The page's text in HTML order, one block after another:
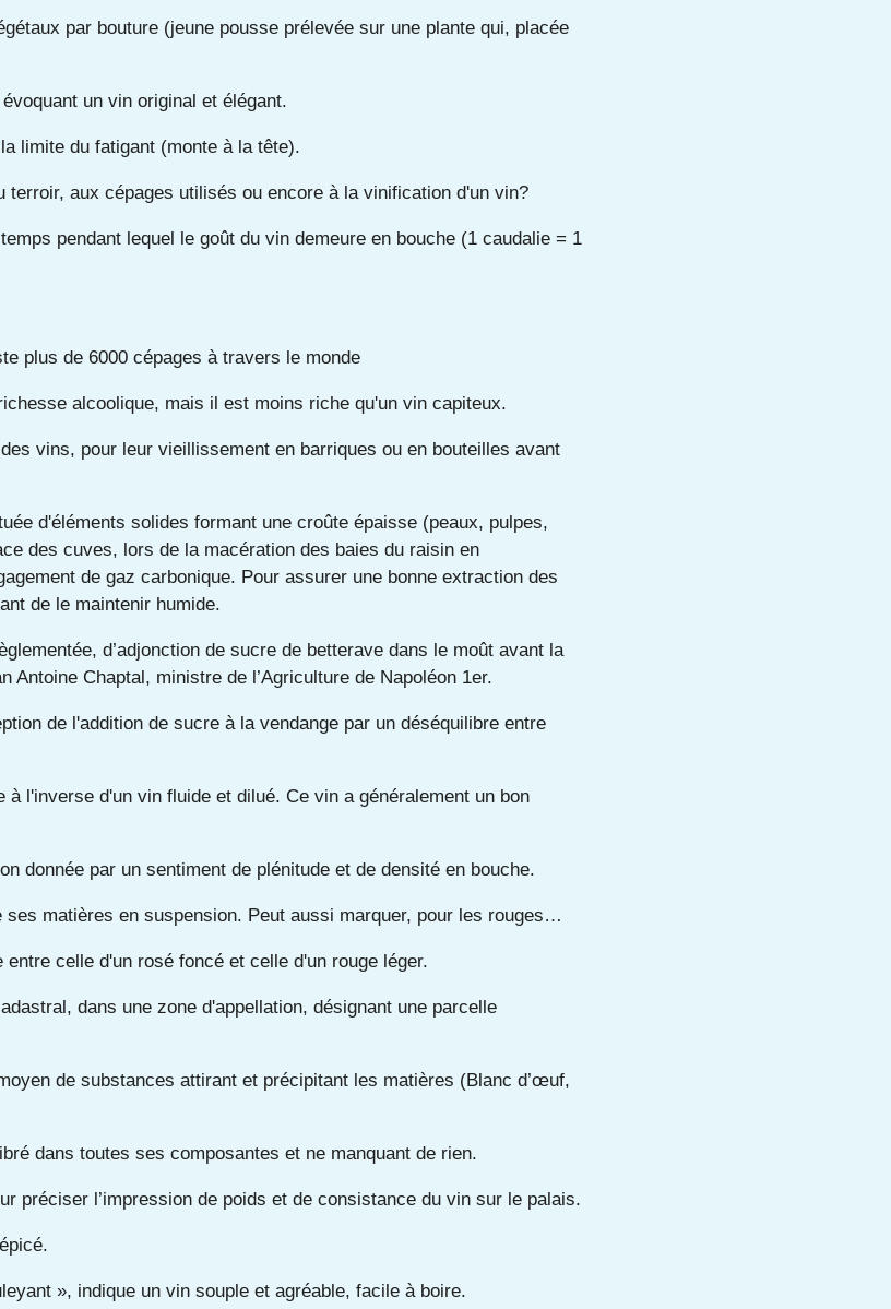
par bouture (jeune pousse prélevée sur une plante qui, placée
un vin original et élégant.
limite du fatigant (monte à la tête).
terroir, aux cépages utilisés ou encore à la vinification d'un vin?
pendant lequel le goût du vin demeure en bouche (1 caudalie = 1
plus de 6000 cépages à travers le monde
alcoolique, mais il est moins riche qu'un vin capiteux.
vins, pour leur vieillissement en barriques ou en bouteilles avant
d'éléments solides formant une croûte épaisse (peaux, pulpes,
des cuves, lors de la macération des baies du raisin en
de gaz carbonique. Pour assurer une bonne extraction des
de le maintenir humide.
d’adjonction de sucre de betterave dans le moût avant la
Antoine Chaptal, ministre de l’Agriculture de Napoléon 1er.
de l'addition de sucre à la vendange par un déséquilibre entre
à l'inverse d'un vin fluide et dilué. Ce vin a généralement un bon
donnée par un sentiment de plénitude et de densité en bouche.
ses matières en suspension. Peut aussi marquer, pour les rouges…
celle d'un rosé foncé et celle d'un rouge léger.
dans une zone d'appellation, désignant une parcelle
de substances attirant et précipitant les matières (Blanc d’œuf,
dans toutes ses composantes et ne manquant de rien.
préciser l’impression de poids et de consistance du vin sur le palais.
», indique un vin souple et agréable, facile à boire.